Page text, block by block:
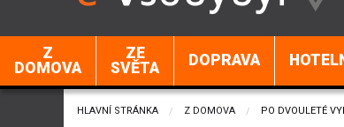
Z
DOMOVA
ZE
SVĚTA
DOPRAVA
HLAVNÍ STRÁNKA Z DOMOVA CURRENT:
PO DVOULETÉ